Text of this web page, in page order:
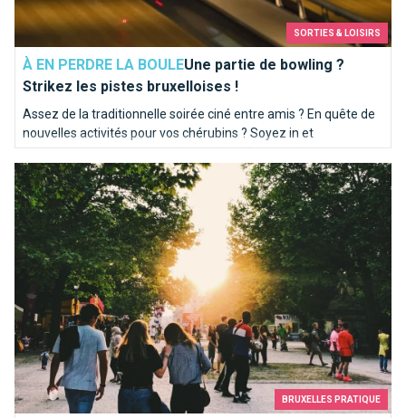
SORTIES & LOISIRS
À EN PERDRE LA BOULEUne partie de bowling ?
Strikez les pistes bruxelloises !
Assez de la traditionnelle soirée ciné entre amis ? En quête de
nouvelles activités pour vos chérubins ? Soyez in et
programmez-vous une soirée bowling. Brusselslife a
sélectionné pour vous les meilleures pistes de la capitale.
BRUXELLES PRATIQUE
Les meilleures façons de faire des rencontres à Bruxelles